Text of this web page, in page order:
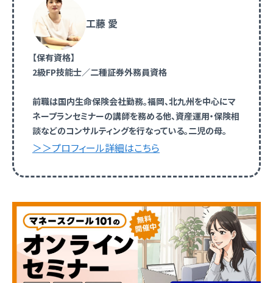
工藤 愛
【保有資格】
2級FP技能士／二種証券外務員資格
前職は国内生命保険会社勤務。福岡、北九州を中心にマ
ネープランセミナーの講師を務める他、資産運用・保険相
談などのコンサルティングを行なっている。二児の母。
＞＞プロフィール詳細はこちら